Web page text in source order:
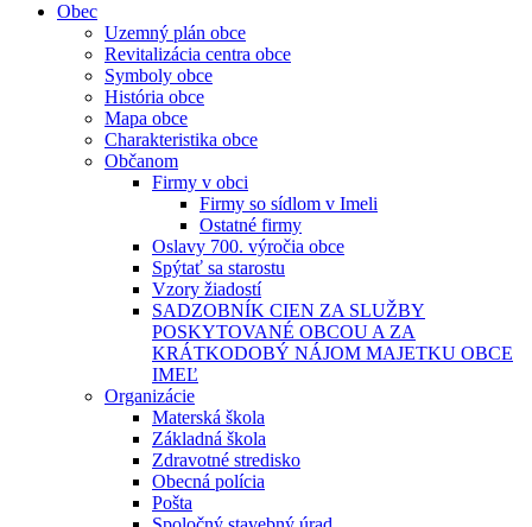
Obec
Uzemný plán obce
Revitalizácia centra obce
Symboly obce
História obce
Mapa obce
Charakteristika obce
Občanom
Firmy v obci
Firmy so sídlom v Imeli
Ostatné firmy
Oslavy 700. výročia obce
Spýtať sa starostu
Vzory žiadostí
SADZOBNÍK CIEN ZA SLUŽBY
POSKYTOVANÉ OBCOU A ZA
KRÁTKODOBÝ NÁJOM MAJETKU OBCE
IMEĽ
Organizácie
Materská škola
Základná škola
Zdravotné stredisko
Obecná polícia
Pošta